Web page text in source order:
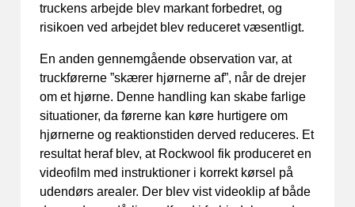
truckens arbejde blev markant forbedret, og
risikoen ved arbejdet blev reduceret væsentligt.
En anden gennemgående observation var, at
truckførerne ”skærer hjørnerne af”, når de drejer
om et hjørne. Denne handling kan skabe farlige
situationer, da førerne kan køre hurtigere om
hjørnerne og reaktionstiden derved reduceres. Et
resultat heraf blev, at Rockwool fik produceret en
videofilm med instruktioner i korrekt kørsel på
udendørs arealer. Der blev vist videoklip af både